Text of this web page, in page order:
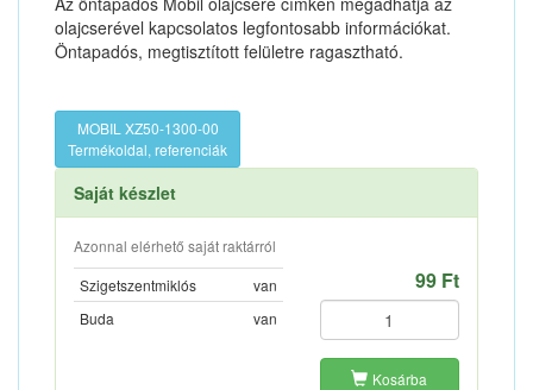
olajcserével kapcsolatos legfontosabb információkat.
Öntapadós, megtisztított felületre ragasztható.
MOBIL XZ50-1300-00
Termékoldal, referenciák
Saját készlet
Azonnal elérhető saját raktárról
Szigetszentmiklós
van
Buda
van
99 Ft
Kosárba